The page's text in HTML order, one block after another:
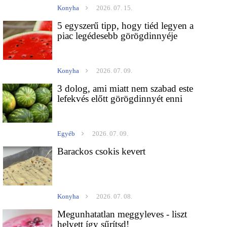
Konyha 2026. 07. 15.
5 egyszerű tipp, hogy tiéd legyen a
piac legédesebb görögdinnyéje
Konyha 2026. 07. 09.
3 dolog, ami miatt nem szabad este
lefekvés előtt görögdinnyét enni
Egyéb 2026. 07. 09.
Barackos csokis kevert
Konyha 2026. 07. 08.
Megunhatatlan meggyleves - liszt
helyett így sűrítsd!